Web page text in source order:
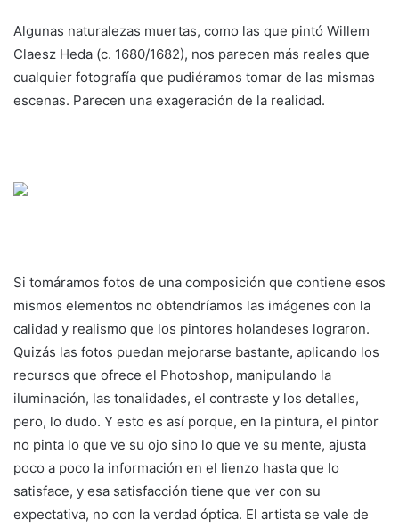
Algunas naturalezas muertas, como las que pintó Willem
Claesz Heda (c. 1680/1682), nos parecen más reales que
cualquier fotografía que pudiéramos tomar de las mismas
escenas. Parecen una exageración de la realidad.
Si tomáramos fotos de una composición que contiene esos
mismos elementos no obtendríamos las imágenes con la
calidad y realismo que los pintores holandeses lograron.
Quizás las fotos puedan mejorarse bastante, aplicando los
recursos que ofrece el Photoshop, manipulando la
iluminación, las tonalidades, el contraste y los detalles,
pero, lo dudo. Y esto es así porque, en la pintura, el pintor
no pinta lo que ve su ojo sino lo que ve su mente, ajusta
poco a poco la información en el lienzo hasta que lo
satisface, y esa satisfacción tiene que ver con su
expectativa, no con la verdad óptica. El artista se vale de